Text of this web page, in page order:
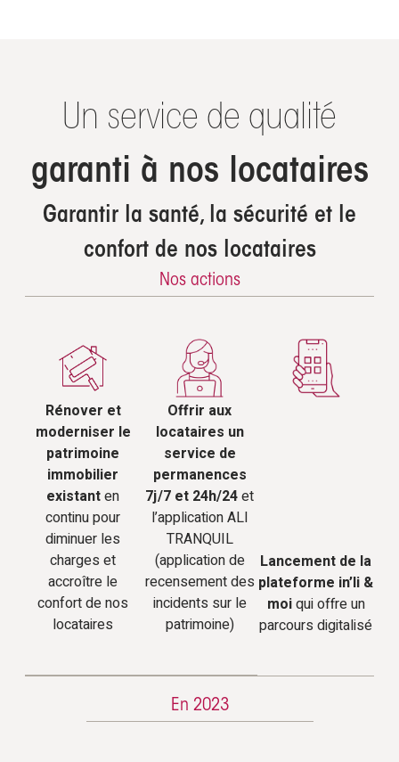
Un service de qualité
garanti à nos locataires
Garantir la santé, la sécurité et le
confort de nos locataires
Nos actions
Rénover et
moderniser le
patrimoine
immobilier
existanten
continu pour
diminuer les
charges et
accroître le
confort de nos
locataires
Offrir aux
locataires un
service de
permanences
7j/7 et 24h/24et
l’application ALI
TRANQUIL
(application de
recensement des
incidents sur le
patrimoine)
Lancement de la
plateforme in’li &
moiqui offre un
parcours digitalisé
En 2023